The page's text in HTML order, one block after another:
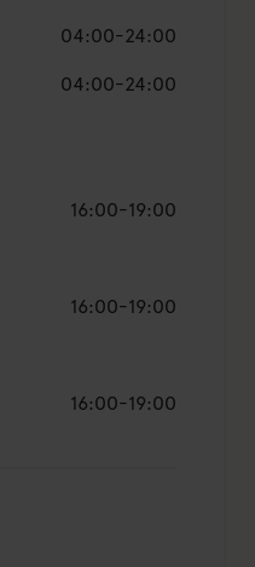
04:00-24:00
04:00-24:00
16:00-19:00
16:00-19:00
16:00-19:00